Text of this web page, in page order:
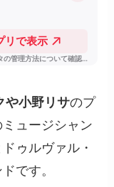
や小野リサのプ
ュージシャン
ゥルヴァル・
です。